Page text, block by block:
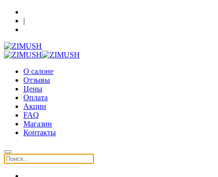
|
О салоне
Отзывы
Цены
Оплата
Акции
FAQ
Магазин
Контакты